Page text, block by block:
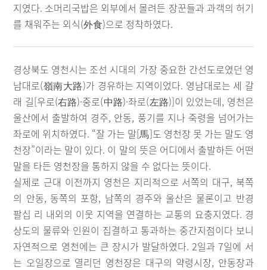
지였다. 소머리국밥은 외부에서 몰려든 장꾼들과 과객의 허기
를 채워주는 외식(外食)으로 정착하였다.
경상북도 영천시는 조선 시대의 가장 중요한 간선도로였던 영
남대로(嶺南大路)가 경유하는 지역이었다. 영남대로는 세 갈
래 길[우로(右路)·중로(中路)·좌로(左路)]이 있었는데, 영천은
울산에서 출발하여 경주, 안동, 풍기를 지나 죽령을 넘어가는
좌로에 위치하였다. “잘 가는 말[馬]도 영천장 못 가는 말도 영
천장”이라는 말이 있다. 이 말의 뜻은 어디에서 출발하든 어떤
말을 타든 영천장을 통하지 않을 수 없다는 뜻이다.
실제로 근대 이전까지 영천은 지리적으로 서쪽의 대구, 북쪽
의 안동, 동쪽의 포항, 남쪽의 경주와 울산은 물론이고 반경
팔십 리 내외의 이웃 지역을 연결하는 교통의 요충지였다. 경
상도의 물류와 인원이 집결하고 통과하는 중간지점이다 보니
자연적으로 영천에는 큰 장시가 발달하였다. 2일과 7일에 서
는 오일장으로 열리던 영천장은 대구의 약령시장, 안동장과